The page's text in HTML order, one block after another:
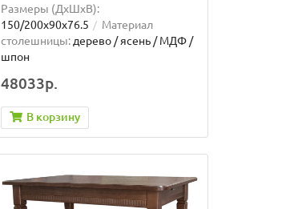
Размеры (ДхШxВ):
150/200х90х76.5
Материал
столешницы: дерево / ясень / МДФ /
шпон
48033р.
В корзину